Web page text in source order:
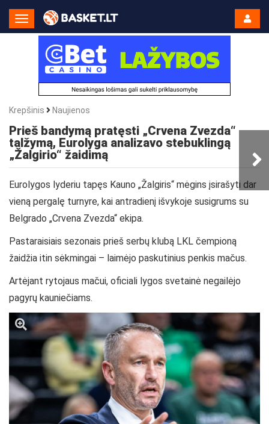
Toggle
Navigation
Krepšinis Naujienos
Prieš bandymą pratęsti „Crvena Zvezda“
talžymą, Eurolyga analizavo stebuklingą
„Žalgirio“ žaidimą
Eurolygos lyderiu tapęs Kauno „Žalgiris“ mėgins įsirašyti dar
vieną pergalę turnyre, kai antradienį išvykoje susigrums su
Belgrado „Crvena Zvezda“ ekipa.
Pastaraisiais sezonais prieš serbų klubą LKL čempioną
žaidžia itin sėkmingai – laimėjo paskutinius penkis mačus.
Artėjant rytojaus mačui, oficiali lygos svetainė negailėjo
pagyrų kauniečiams.